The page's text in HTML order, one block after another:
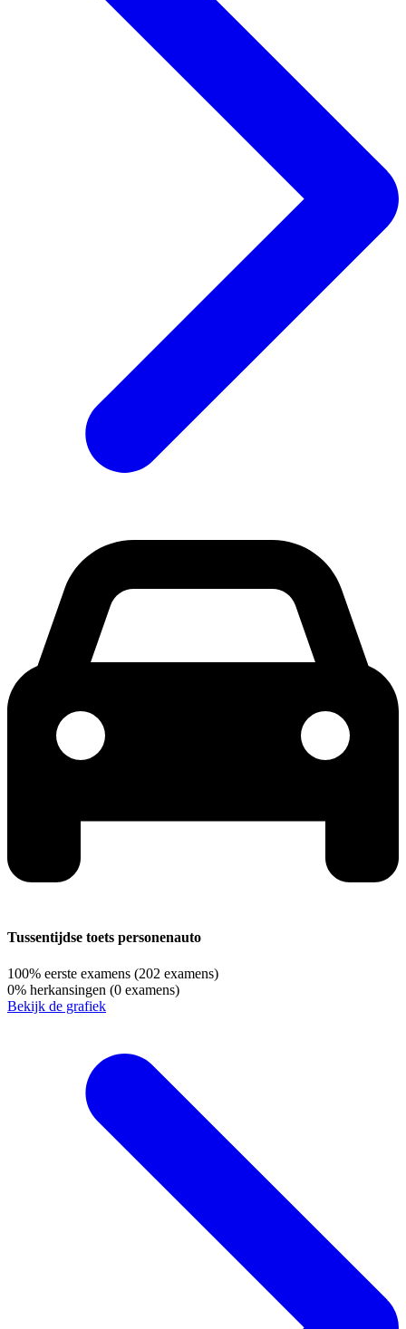
Tussentijdse toets personenauto
100% eerste examens (202 examens)
0% herkansingen (0 examens)
Bekijk de grafiek